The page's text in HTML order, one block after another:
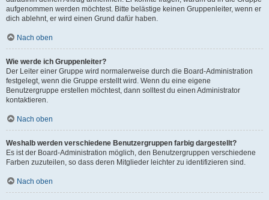
aufgenommen werden möchtest. Bitte belästige keinen Gruppenleiter, wenn er
dich ablehnt, er wird einen Grund dafür haben.
Nach oben
Wie werde ich Gruppenleiter?
Der Leiter einer Gruppe wird normalerweise durch die Board-Administration
festgelegt, wenn die Gruppe erstellt wird. Wenn du eine eigene
Benutzergruppe erstellen möchtest, dann solltest du einen Administrator
kontaktieren.
Nach oben
Weshalb werden verschiedene Benutzergruppen farbig dargestellt?
Es ist der Board-Administration möglich, den Benutzergruppen verschiedene
Farben zuzuteilen, so dass deren Mitglieder leichter zu identifizieren sind.
Nach oben